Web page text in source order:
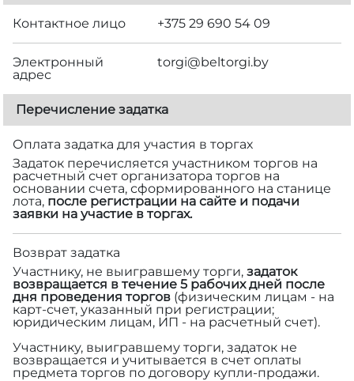
Контактное лицо +375 29 690 54 09
Электронный
адрес
torgi@beltorgi.by
Перечисление задатка
Оплата задатка для участия в торгах
Задаток перечисляется участником торгов на
расчетный счет организатора торгов на
основании счета, сформированного на станице
лота, после регистрации на сайте и подачи
заявки на участие в торгах.
Возврат задатка
Участнику, не выигравшему торги, задаток
возвращается в течение 5 рабочих дней после
дня проведения торгов (физическим лицам - на
карт-счет, указанный при регистрации;
юридическим лицам, ИП - на расчетный счет).
Участнику, выигравшему торги, задаток не
возвращается и учитывается в счет оплаты
предмета торгов по договору купли-продажи.